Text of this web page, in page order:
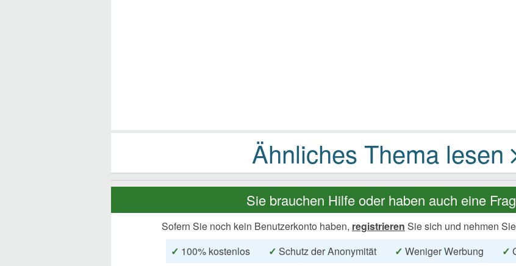
Sie brauchen Hilfe oder haben auch eine
Sofern Sie noch kein Benutzerkonto haben, registrieren Sie sich und nehmen
✓ 100% kostenlos ✓ Schutz der Anonymität ✓ Weniger Werbung ✓